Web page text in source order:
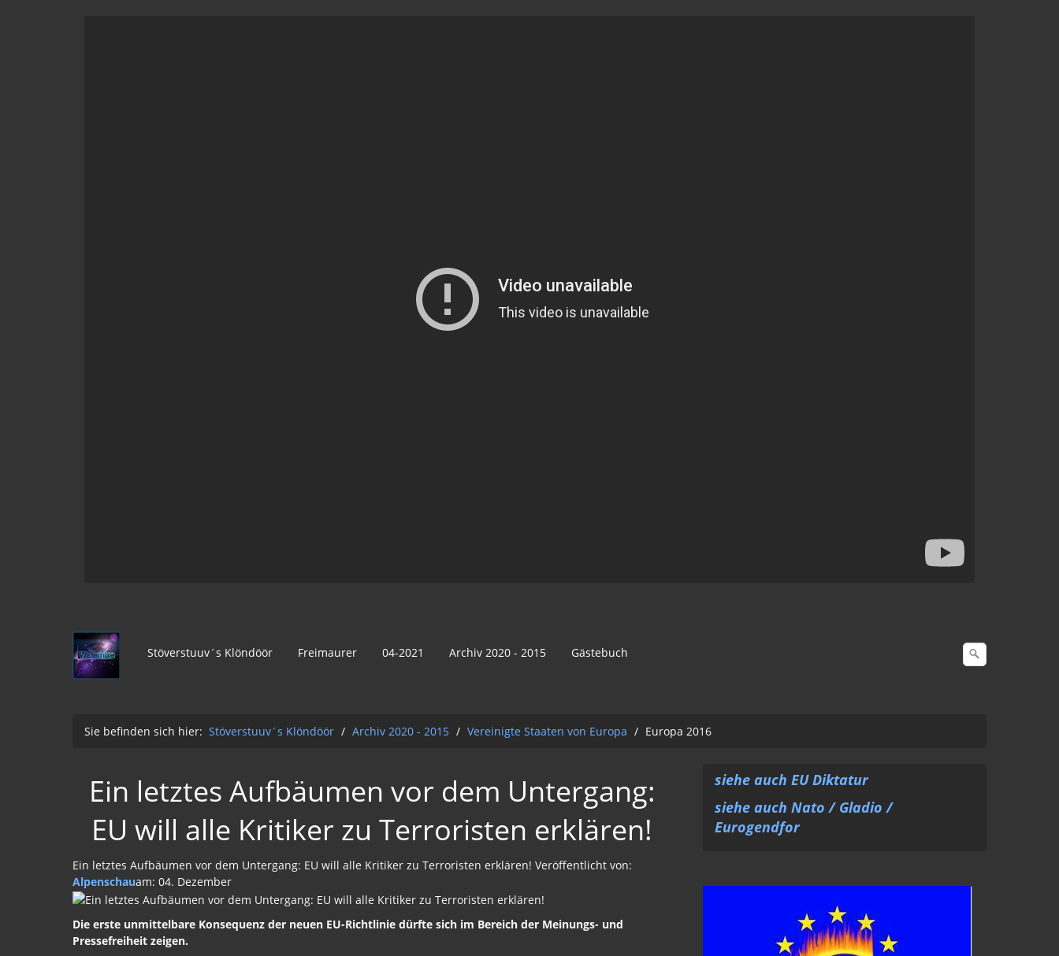
Stöverstuuv´s Klöndöör Freimaurer 04-2021 Archiv 2020 - 2015 Gästebuch
Sie befinden sich hier: Stöverstuuv´s Klöndöör / Archiv 2020 - 2015 / Vereinigte Staaten von Europa / Europa 2016
Ein letztes Aufbäumen vor dem Untergang:
EU will alle Kritiker zu Terroristen erklären!
Ein letztes Aufbäumen vor dem Untergang: EU will alle Kritiker zu Terroristen erklären! Veröffentlicht von:
Alpenschauam: 04. Dezember
Die erste unmittelbare Konsequenz der neuen EU-Richtlinie dürfte sich im Bereich der Meinungs- und
Pressefreiheit zeigen.
siehe auch EU Diktatur
siehe auch Nato / Gladio /
Eurogendfor